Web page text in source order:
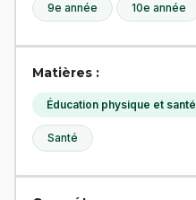
9e année 10e année
Matières :
Éducation physique et santé
Santé